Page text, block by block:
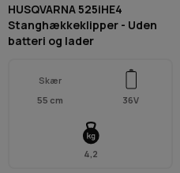
HUSQVARNA 525iHE4
Stanghækkeklipper - Uden
batteri og lader
Skær
55 cm
36V
4,2